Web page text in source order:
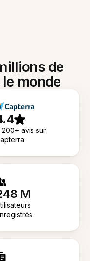
de
monde
200+ avis sur
M